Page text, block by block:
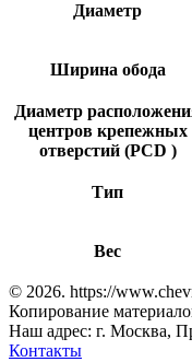
Диаметр
Ширина обода
Диаметр
центров крепежных
отверстий (PCD )
Тип
Вес
© 2026. https://
Копирование
Наш адрес: г. Москва,
Контакты